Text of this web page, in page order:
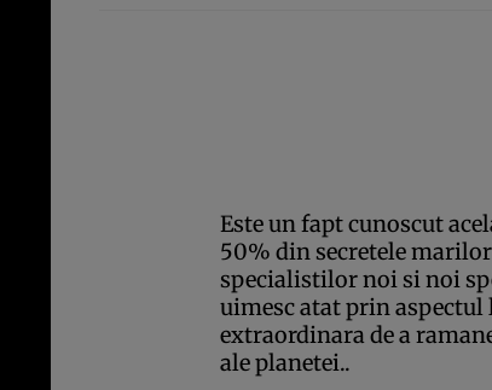
Este un fapt cunoscut
50% din secretele
specialistilor noi si noi
uimesc atat prin
extraordinara de a
ale planetei..